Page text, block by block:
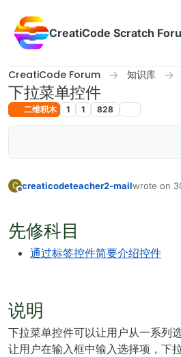
CreatiCode Scratch
CreatiCode Forum 知识库
下拉菜单控件
二维积木 1 1 828
C creaticodeteacher2-mailwrote on
last edited
先修科目
通过标签控件简要介绍控件
说明
下拉菜单控件可以让用户从一系列
让用户在输入框中输入选择项，下